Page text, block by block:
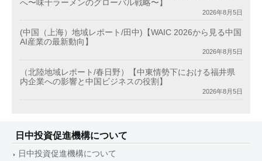
へ〜味千ラーメンのグローバル戦略〜】
2026年8月5日
(中国（上海）地域レポート/田中)【WAIC 2026から見る中国
AI産業の最新動向】
2026年8月5日
（北陸地域レポート/春日野）【中東情勢下における福井県
内企業への影響と中国ビジネスの役割】
2026年8月5日
日中投資促進機構について
日中投資促進機構について